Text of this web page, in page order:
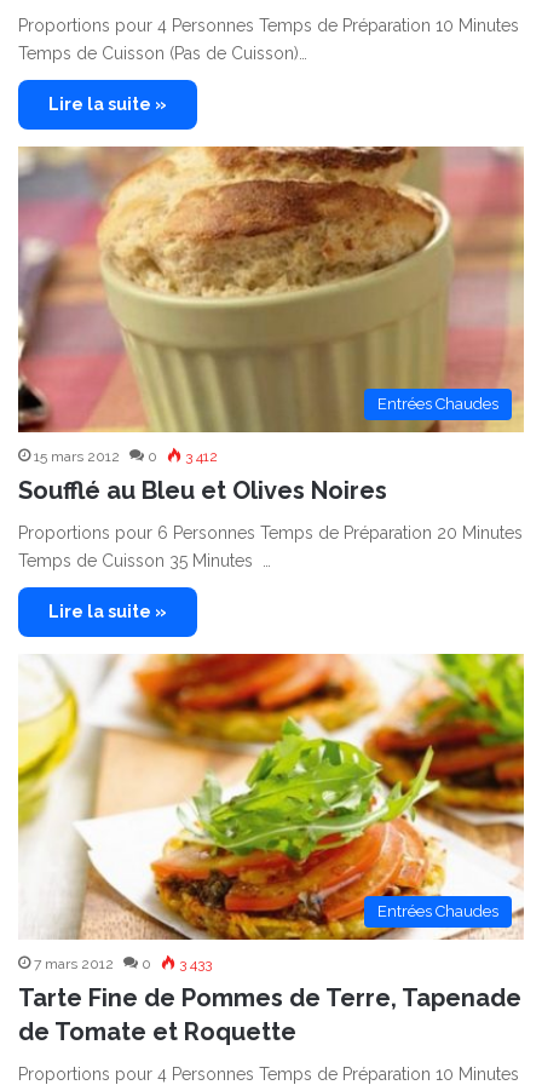
Proportions pour 4 Personnes Temps de Préparation 10 Minutes
Temps de Cuisson (Pas de Cuisson)…
Lire la suite »
Entrées Chaudes
15 mars 2012 0 3 412
Soufflé au Bleu et Olives Noires
Proportions pour 6 Personnes Temps de Préparation 20 Minutes
Temps de Cuisson 35 Minutes …
Lire la suite »
Entrées Chaudes
7 mars 2012 0 3 433
Tarte Fine de Pommes de Terre, Tapenade
de Tomate et Roquette
Proportions pour 4 Personnes Temps de Préparation 10 Minutes